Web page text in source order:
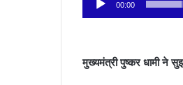
00:00
मुख्यमंत्री पुष्कर धामी ने